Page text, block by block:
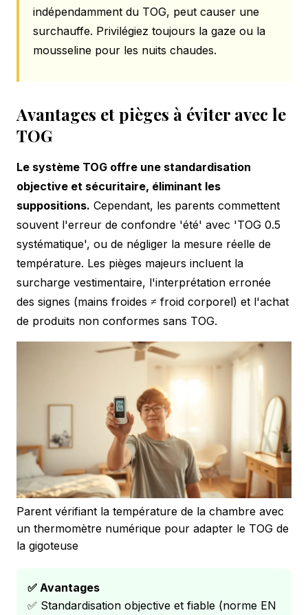
indépendamment du TOG, peut causer une
surchauffe. Privilégiez toujours la gaze ou la
mousseline pour les nuits chaudes.
Avantages et pièges à éviter avec le
TOG
Le système TOG offre une standardisation
objective et sécuritaire, éliminant les
suppositions. Cependant, les parents commettent
souvent l'erreur de confondre 'été' avec 'TOG 0.5
systématique', ou de négliger la mesure réelle de
température. Les pièges majeurs incluent la
surcharge vestimentaire, l'interprétation erronée
des signes (mains froides ≠ froid corporel) et l'achat
de produits non conformes sans TOG.
Parent vérifiant la température de la chambre avec
un thermomètre numérique pour adapter le TOG de
la gigoteuse
✅ Avantages
✅ Standardisation objective et fiable (norme EN